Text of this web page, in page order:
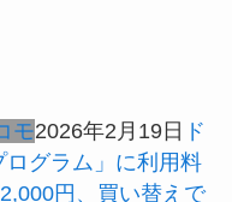
モ2026年2月19日 ド
グラム」に利用料
円、買い替えで